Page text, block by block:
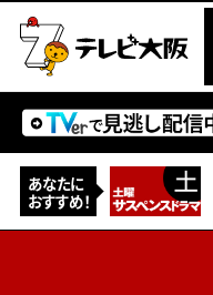
あなたに
おすすめ！